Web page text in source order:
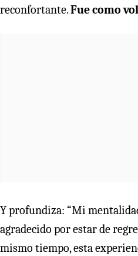
reconfortante.Fue como
Y profundiza: “Mi
agradecido por estar de
mismo tiempo, esta